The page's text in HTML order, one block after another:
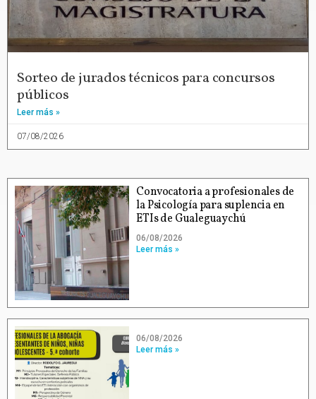
Sorteo de jurados técnicos para concursos
públicos
Leer más »
07/08/2026
Convocatoria a profesionales de
la Psicología para suplencia en
ETIs de Gualeguaychú
06/08/2026
Leer más »
06/08/2026
Leer más »